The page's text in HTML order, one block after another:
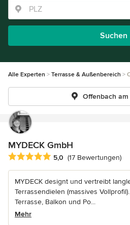
Suchen
Alle Experten Terrasse & Außenbereich
Offenbach am
MYDECK GmbH
Durchschnittliche Bewertung: 5
5,0 (17 Bewertungen)
MYDECK designt und vertreibt
Terrassendielen (massives
Terrasse, Balkon und Po...
Mehr